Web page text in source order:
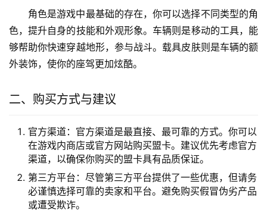
角色是游戏中最基础的存在，你可以选择不同类型的角
色，提升自身的技能和外观形象。车辆则是移动的工具，能
够帮助你快速穿越地形，参与战斗。载具皮肤则是车辆的额
外装饰，使你的座驾更加炫酷。
二、购买方式与建议
官方渠道：官方渠道是最直接、最可靠的方式。你可以
在游戏内商店或官方网站购买盟卡。建议优先考虑官方
渠道，以确保你购买的盟卡具有品质保证。
第三方平台：尽管第三方平台提供了一些优惠，但请务
必谨慎选择可靠的卖家和平台。避免购买假冒伪劣产品
或遭受欺诈。